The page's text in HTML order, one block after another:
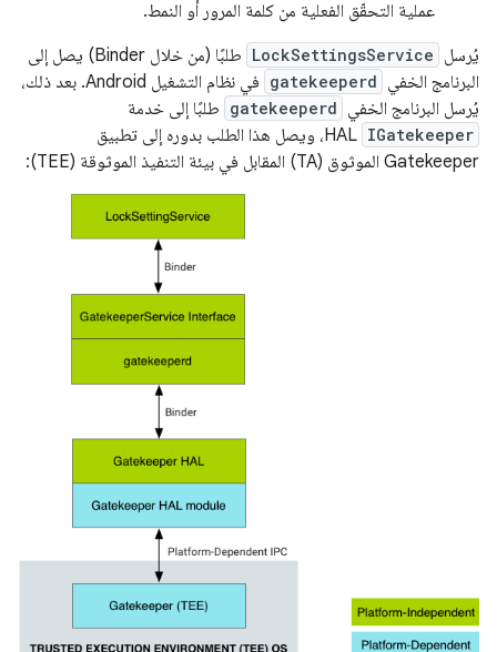
عملية التحقّق الفعلية من كلمة المرور أو النمط.
يُرسل LockSettingsService
طلبًا (من خلال Binder) يصل إلى
البرنامج الخفي gatekeeperd
في نظام التشغيل Android. بعد ذلك،
يُرسل البرنامج الخفي gatekeeperd طلبًا إلى خدمة
IGatekeeper
HAL، ويصل هذا الطلب بدوره إلى تطبيق
Gatekeeper الموثوق (TA) المقابل في بيئة التنفيذ الموثوقة (TEE):